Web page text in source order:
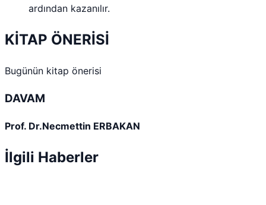
ardından kazanılır.
KİTAP ÖNERİSİ
Bugünün kitap önerisi
DAVAM
Prof. Dr.Necmettin ERBAKAN
İlgili Haberler